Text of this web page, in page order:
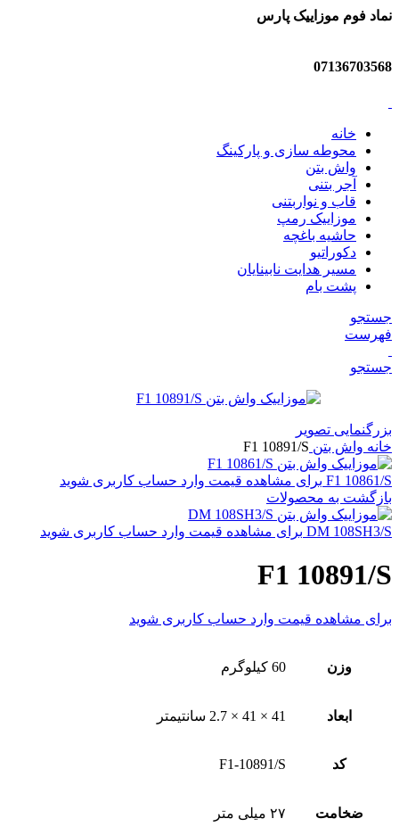
نماد فوم موزاییک پارس
07136703568
خانه
محوطه سازی و پارکینگ
واش بتن
آجر بتنی
قاب و نواربتنی
موزاییک رمپ
حاشیه باغچه
دکوراتیو
مسیر هدایت نابینایان
پشت بام
جستجو
فهرست
جستجو
بزرگنمایی تصویر
خانه واش بتن F1 10891/S
F1 10861/S برای مشاهده قیمت وارد حساب کاربری شوید
بازگشت به محصولات
DM 108SH3/S برای مشاهده قیمت وارد حساب کاربری شوید
F1 10891/S
برای مشاهده قیمت وارد حساب کاربری شوید
وزن 60 کیلوگرم
ابعاد 41 × 41 × 2.7 سانتیمتر
کد F1-10891/S
ضخامت ۲٧ میلی متر